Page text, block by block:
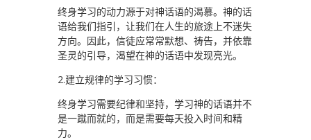
终身学习的动力源于对神话语的渴慕。神的话
语给我们指引，让我们在人生的旅途上不迷失
方向。因此，信徒应常常默想、祷告，并依靠
圣灵的引导，渴望在神的话语中发现亮光。
2.建立规律的学习习惯：
终身学习需要纪律和坚持，学习神的话语并不
是一蹴而就的，而是需要每天投入时间和精
力。